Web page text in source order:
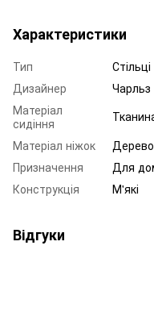
Характеристики
Тип
Стільці
Дизайнер
Чарльз
Матеріал
сидіння
Матеріал ніжок
Дерево
Призначення
Для
Конструкція
М'які
Відгуки